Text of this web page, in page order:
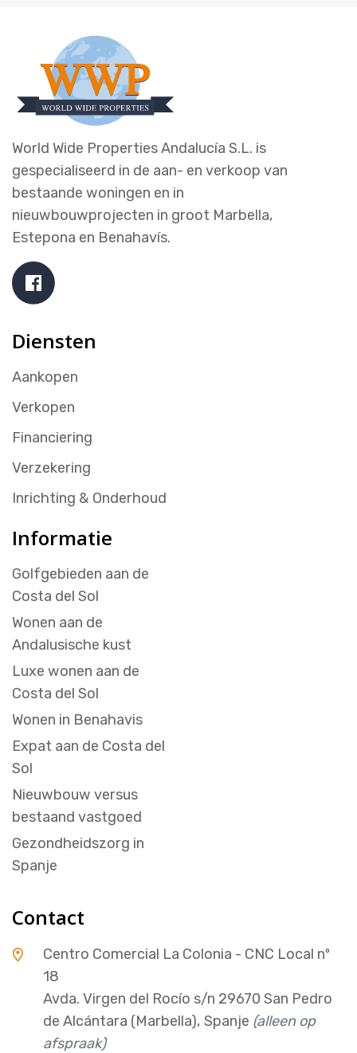
World Wide Properties Andalucía S.L. is
gespecialiseerd in de aan- en verkoop van
bestaande woningen en in
nieuwbouwprojecten in groot Marbella,
Estepona en Benahavís.
Diensten
Aankopen
Verkopen
Financiering
Verzekering
Inrichting & Onderhoud
Informatie
Golfgebieden aan de
Costa del Sol
Wonen aan de
Andalusische kust
Luxe wonen aan de
Costa del Sol
Wonen in Benahavis
Expat aan de Costa del
Sol
Nieuwbouw versus
bestaand vastgoed
Gezondheidszorg in
Spanje
Contact
Centro Comercial La Colonia - CNC Local nº
18
Avda. Virgen del Rocío s/n 29670 San Pedro
de Alcántara (Marbella), Spanje (alleen op
afspraak)